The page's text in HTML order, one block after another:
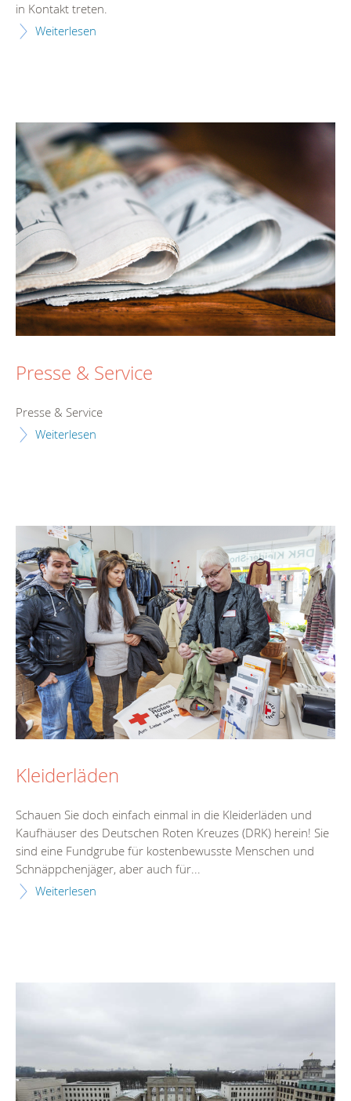
in Kontakt treten.
Weiterlesen
Presse & Service
Presse & Service
Weiterlesen
Kleiderläden
Schauen Sie doch einfach einmal in die Kleiderläden und
Kaufhäuser des Deutschen Roten Kreuzes (DRK) herein! Sie
sind eine Fundgrube für kostenbewusste Menschen und
Schnäppchenjäger, aber auch für...
Weiterlesen